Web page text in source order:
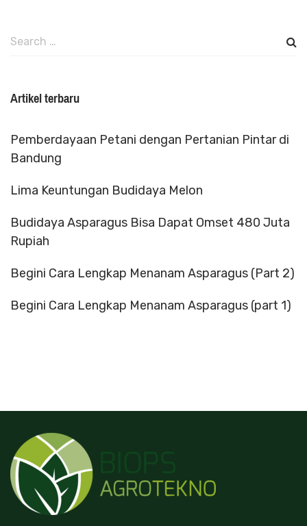
Search
Artikel terbaru
Pemberdayaan Petani dengan Pertanian Pintar di
Bandung
Lima Keuntungan Budidaya Melon
Budidaya Asparagus Bisa Dapat Omset 480 Juta
Rupiah
Begini Cara Lengkap Menanam Asparagus (Part 2)
Begini Cara Lengkap Menanam Asparagus (part 1)